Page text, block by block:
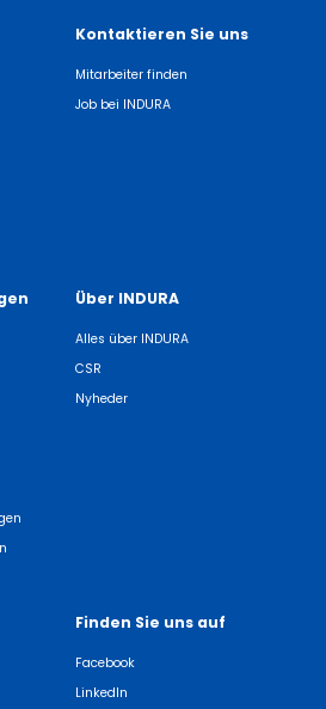
Kontaktieren Sie uns
Mitarbeiter finden
Job bei INDURA
Über INDURA
Alles über INDURA
CSR
Nyheder
Finden Sie uns auf
Facebook
LinkedIn